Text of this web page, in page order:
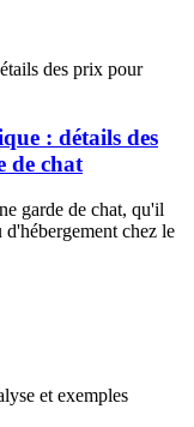
: détails des
de chat
garde de chat, qu'il
chez le